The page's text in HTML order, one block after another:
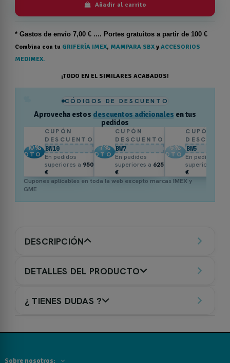
Añadir al carrito
* Gastos de envío 7,00 € .... Portes gratuitos a partir de 100 €
Combina con tu GRIFERÍA IMEX, MAMPARA SBX y ACCESORIOS
MEDIMEX.
¡TODO EN EL SIMILARES ACABADOS!
CÓDIGOS DE DESCUENTO
Aprovecha estos descuentos adicionales en tus
pedidos
10%
DTO.
CUPÓN
DESCUENTO
BW10
En pedidos
superiores a 950
€
7%
DTO.
CUPÓN
DESCUENTO
BW7
En pedidos
superiores a 625
€
5%
DTO.
CUPÓN
BW5
En pedidos
superiores a
€
Cupones aplicables en toda la web excepto marcas IMEX y
GME
DESCRIPCIÓN
DETALLES DEL PRODUCTO
¿ TIENES DUDAS ?
Sobre nosotros: